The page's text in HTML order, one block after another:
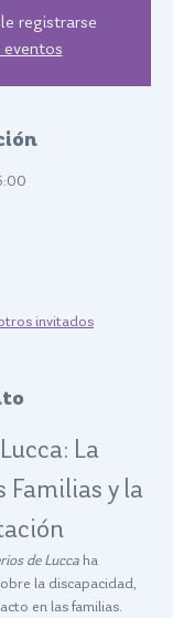
registrarse
invitados
La
Familias y la
de Lucca ha
la discapacidad,
en las familias.